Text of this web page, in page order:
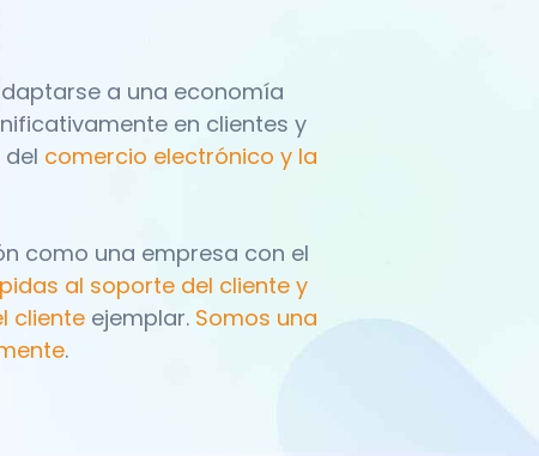
a una economía
en clientes y
comercio electrónico y la
como una empresa con el
al soporte del cliente y
clienteejemplar. Somos una
.